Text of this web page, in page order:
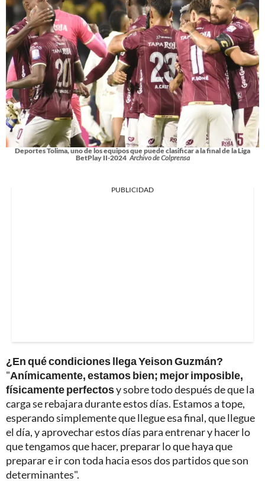
Deportes Tolima, uno de los equipos que puede clasificar a la final de la Liga
BetPlay II-2024 Archivo de Colprensa
PUBLICIDAD
¿En qué condiciones llega Yeison Guzmán?
"Anímicamente, estamos bien; mejor imposible,
físicamente perfectosy sobre todo después de que la
carga se rebajara durante estos días. Estamos a tope,
esperando simplemente que llegue esa final, que llegue
el día, y aprovechar estos días para entrenar y hacer lo
que tengamos que hacer, preparar lo que haya que
preparar e ir con toda hacia esos dos partidos que son
determinantes".